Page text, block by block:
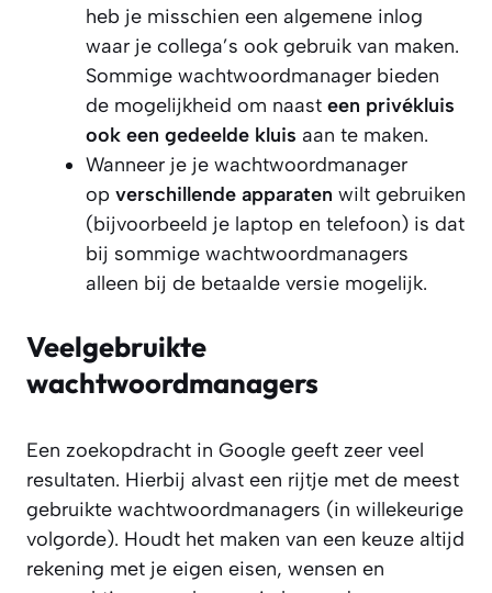
heb je misschien een algemene inlog
waar je collega’s ook gebruik van maken.
Sommige wachtwoordmanager bieden
de mogelijkheid om naast een privékluis
ook een gedeelde kluis aan te maken.
Wanneer je je wachtwoordmanager
op verschillende apparaten wilt gebruiken
(bijvoorbeeld je laptop en telefoon) is dat
bij sommige wachtwoordmanagers
alleen bij de betaalde versie mogelijk.
Veelgebruikte
wachtwoordmanagers
Een zoekopdracht in Google geeft zeer veel
resultaten. Hierbij alvast een rijtje met de meest
gebruikte wachtwoordmanagers (in willekeurige
volgorde). Houdt het maken van een keuze altijd
rekening met je eigen eisen, wensen en